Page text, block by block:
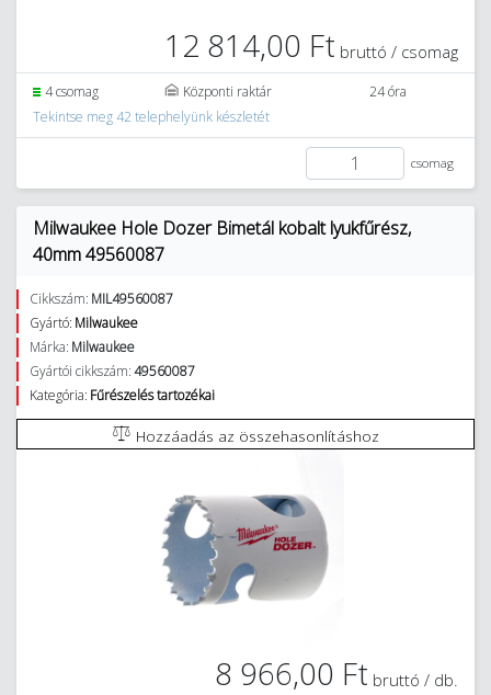
12 814,00 Ft bruttó / csomag
4 csomag Központi raktár
24 óra
Tekintse meg 42 telephelyünk készletét
csomag
Milwaukee Hole Dozer Bimetál kobalt lyukfűrész,
40mm 49560087
Cikkszám: MIL49560087
Gyártó: Milwaukee
Márka: Milwaukee
Gyártói cikkszám:49560087
Kategória: Fűrészelés tartozékai
Hozzáadás az összehasonlításhoz
8 966,00 Ft bruttó / db.